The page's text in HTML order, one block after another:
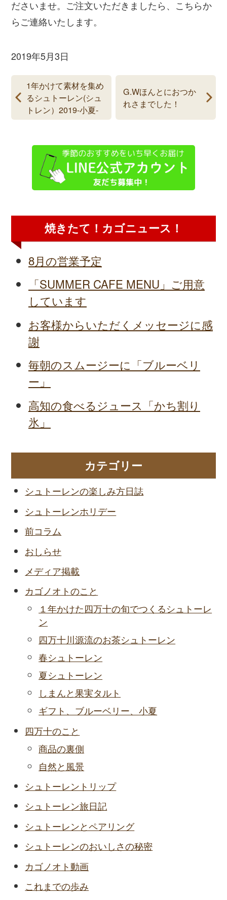
ださいませ。ご注文いただきましたら、こちらか
らご連絡いたします。
2019年5月3日
1年かけて素材を集め
るシュトーレン(シュ
トレン）2019-小夏-
G.Wほんとにおつか
れさまでした！
焼きたて！カゴニュース！
8月の営業予定
「SUMMER CAFE MENU」ご用意
しています
お客様からいただくメッセージに感
謝
毎朝のスムージーに「ブルーベリ
ー」
高知の食べるジュース「かち割り
氷」
カテゴリー
シュトーレンの楽しみ方日誌
シュトーレンホリデー
前コラム
おしらせ
メディア掲載
カゴノオトのこと
１年かけた四万十の旬でつくるシュトーレ
ン
四万十川源流のお茶シュトーレン
春シュトーレン
夏シュトーレン
しまんと果実タルト
ギフト、ブルーベリー、小夏
四万十のこと
商品の裏側
自然と風景
シュトーレントリップ
シュトーレン旅日記
シュトーレンとペアリング
シュトーレンのおいしさの秘密
カゴノオト動画
これまでの歩み